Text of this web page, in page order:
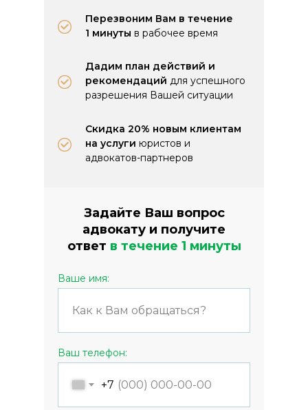
Задайте Ваш вопрос
адвокату и получите
ответ в течение 1 минуты
Перезвоним Вам в течение
1 минуты в рабочее время
Дадим план действий и
рекомендаций для успешного
разрешения Вашей ситуации
Ваше имя:
Ваш телефон:
+7
Скидка 20% новым клиентам
на услуги юристов и
адвокатов-партнеров